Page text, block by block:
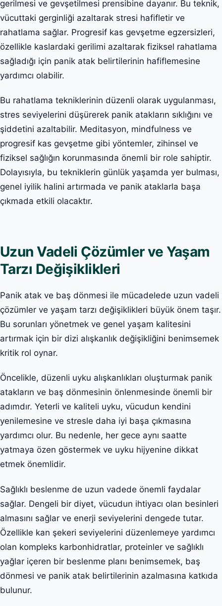
gerilmesi ve gevşetilmesi prensibine dayanır. Bu teknik,
vücuttaki gerginliği azaltarak stresi hafifletir ve
rahatlama sağlar. Progresif kas gevşetme egzersizleri,
özellikle kaslardaki gerilimi azaltarak fiziksel rahatlama
sağladığı için panik atak belirtilerinin hafiflemesine
yardımcı olabilir.
Bu rahatlama tekniklerinin düzenli olarak uygulanması,
stres seviyelerini düşürerek panik atakların sıklığını ve
şiddetini azaltabilir. Meditasyon, mindfulness ve
progresif kas gevşetme gibi yöntemler, zihinsel ve
fiziksel sağlığın korunmasında önemli bir role sahiptir.
Dolayısıyla, bu tekniklerin günlük yaşamda yer bulması,
genel iyilik halini artırmada ve panik ataklarla başa
çıkmada etkili olacaktır.
Uzun Vadeli Çözümler ve Yaşam
Tarzı Değişiklikleri
Panik atak ve baş dönmesi ile mücadelede uzun vadeli
çözümler ve yaşam tarzı değişiklikleri büyük önem taşır.
Bu sorunları yönetmek ve genel yaşam kalitesini
artırmak için bir dizi alışkanlık değişikliğini benimsemek
kritik rol oynar.
Öncelikle, düzenli uyku alışkanlıkları oluşturmak panik
atakların ve baş dönmesinin önlenmesinde önemli bir
adımdır. Yeterli ve kaliteli uyku, vücudun kendini
yenilemesine ve stresle daha iyi başa çıkmasına
yardımcı olur. Bu nedenle, her gece aynı saatte
yatmaya özen göstermek ve uyku hijyenine dikkat
etmek önemlidir.
Sağlıklı beslenme de uzun vadede önemli faydalar
sağlar. Dengeli bir diyet, vücudun ihtiyacı olan besinleri
almasını sağlar ve enerji seviyelerini dengede tutar.
Özellikle kan şekeri seviyelerini düzenlemeye yardımcı
olan kompleks karbonhidratlar, proteinler ve sağlıklı
yağlar içeren bir beslenme planı benimsemek, baş
dönmesi ve panik atak belirtilerinin azalmasına katkıda
bulunur.